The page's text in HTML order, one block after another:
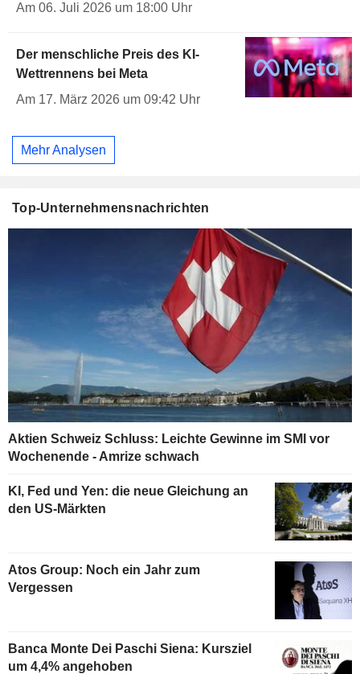
Am 06. Juli 2026 um 18:00 Uhr
Der menschliche Preis des KI-
Wettrennens bei Meta
Am 17. März 2026 um 09:42 Uhr
Mehr Analysen
Top-Unternehmensnachrichten
Aktien Schweiz Schluss: Leichte Gewinne im SMI vor
Wochenende - Amrize schwach
KI, Fed und Yen: die neue Gleichung an
den US-Märkten
Atos Group: Noch ein Jahr zum
Vergessen
Banca Monte Dei Paschi Siena: Kursziel
um 4,4% angehoben